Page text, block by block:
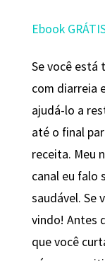
Ebook
Se você
com diarreia
ajudá-lo a
até o final
receita. Meu
canal eu falo
saudável. Se
vindo! Antes
que você